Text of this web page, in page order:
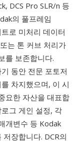
DCS Pro SLR/n 등
의 풀프레임
로 미처리 데이터
는 톤 커브 처리가
를 보존합니다.
동안 전문 포토저
차지했으며, 이 시
요한 자산을 대표합
그 게인 설정, 각
개변수 등 Kodak
장합니다. DCR의